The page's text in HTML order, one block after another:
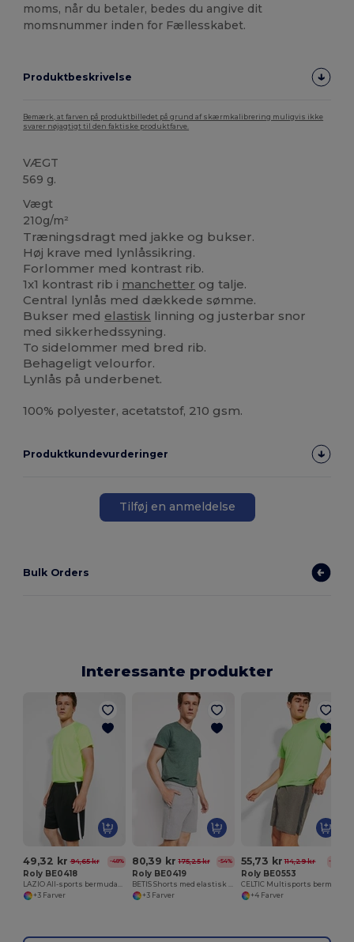
moms, når du betaler, bedes du angive dit
momsnummer inden for Fællesskabet.
Produktbeskrivelse
Bemærk, at farven på produktbilledet på grund af skærmkalibrering muligvis ikke
svarer nøjagtigt til den faktiske produktfarve.
VÆGT
569 g.
Vægt
210g/m²
Træningsdragt med jakke og bukser.
Høj krave med lynlåssikring.
Forlommer med kontrast rib.
1x1 kontrast rib i manchetter og talje.
Central lynlås med dækkede sømme.
Bukser med elastisk linning og justerbar snor
med sikkerhedssyning.
To sidelommer med bred rib.
Behageligt velourfor.
Lynlås på underbenet.
100% polyester, acetatstof, 210 gsm.
Produktkundevurderinger
Tilføj en anmeldelse
Bulk Orders
Interessante produkter
49,32 kr 94,65 kr -48%
Roly BE0418
+3 Farver
80,39 kr 175,25 kr -54%
Roly BE0419
+3 Farver
55,73 kr 114,29 kr -51%
Roly BE0553
+4 Farver